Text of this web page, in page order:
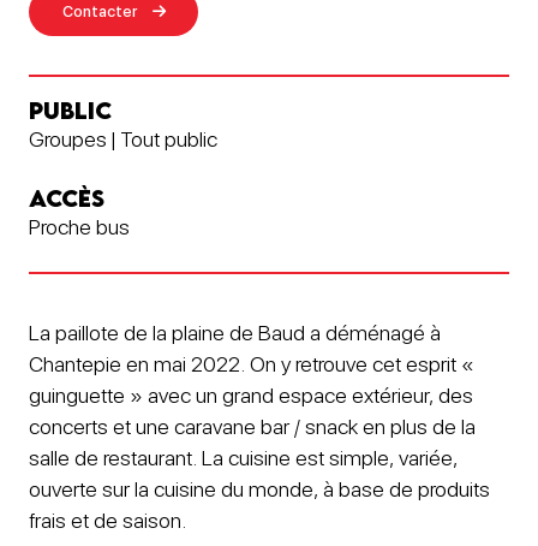
Contacter
PUBLIC
Groupes | Tout public
ACCÈS
Proche bus
La paillote de la plaine de Baud a déménagé à
Chantepie en mai 2022. On y retrouve cet esprit «
guinguette » avec un grand espace extérieur, des
concerts et une caravane bar / snack en plus de la
salle de restaurant. La cuisine est simple, variée,
ouverte sur la cuisine du monde, à base de produits
frais et de saison.